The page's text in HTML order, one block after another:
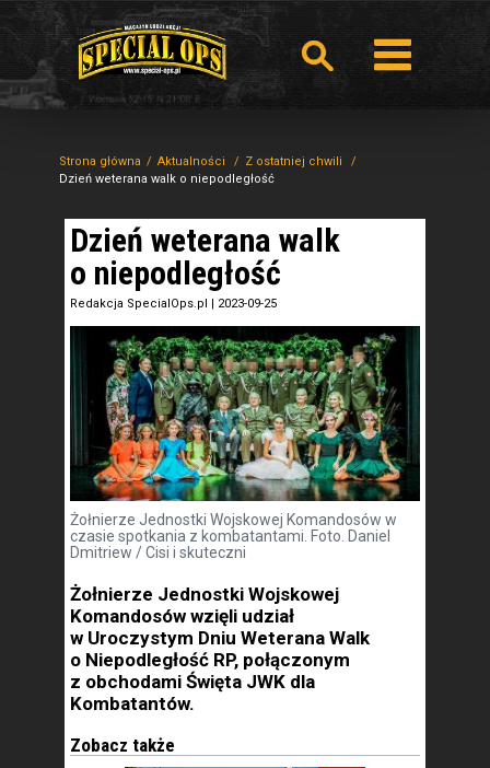
Strona główna Aktualności
Z ostatniej chwili
Dzień weterana walk o niepodległość
Dzień weterana walk
o niepodległość
Redakcja SpecialOps.pl | 2023-09-25
Żołnierze Jednostki Wojskowej Komandosów w
czasie spotkania z kombatantami. Foto. Daniel
Dmitriew / Cisi i skuteczni
Żołnierze Jednostki Wojskowej
Komandosów wzięli udział
w Uroczystym Dniu Weterana Walk
o Niepodległość RP, połączonym
z obchodami Święta JWK dla
Kombatantów.
Zobacz także